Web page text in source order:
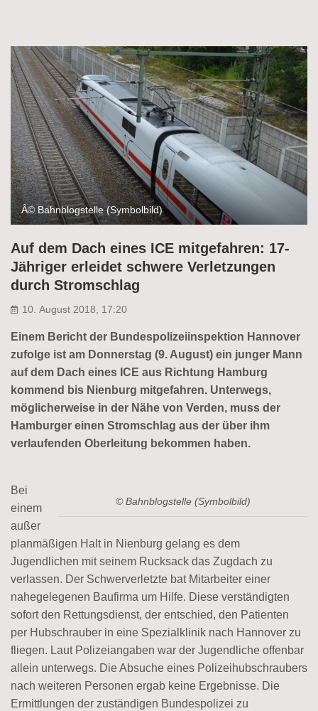
Â© Bahnblogstelle (Symbolbild)
Auf dem Dach eines ICE mitgefahren: 17-
Jähriger erleidet schwere Verletzungen
durch Stromschlag
10. August 2018, 17:20
Einem Bericht der Bundespolizeiinspektion Hannover
zufolge ist am Donnerstag (9. August) ein junger Mann
auf dem Dach eines ICE aus Richtung Hamburg
kommend bis Nienburg mitgefahren. Unterwegs,
möglicherweise in der Nähe von Verden, muss der
Hamburger einen Stromschlag aus der über ihm
verlaufenden Oberleitung bekommen haben.
© Bahnblogstelle (Symbolbild)
Bei
einem
außer
planmäßigen Halt in Nienburg gelang es dem
Jugendlichen mit seinem Rucksack das Zugdach zu
verlassen. Der Schwerverletzte bat Mitarbeiter einer
nahegelegenen Baufirma um Hilfe. Diese verständigten
sofort den Rettungsdienst, der entschied, den Patienten
per Hubschrauber in eine Spezialklinik nach Hannover zu
fliegen. Laut Polizeiangaben war der Jugendliche offenbar
allein unterwegs. Die Absuche eines Polizeihubschraubers
nach weiteren Personen ergab keine Ergebnisse. Die
Ermittlungen der zuständigen Bundespolizei zu